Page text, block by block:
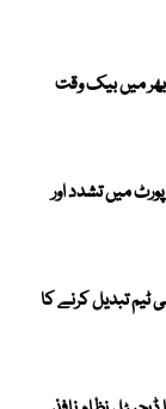
ملک بھر میں بیک وقت
میں تشدد اور
تبدیل کرنے کا